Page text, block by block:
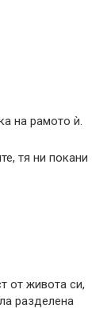
на рамото ѝ.
тя ни покани
от живота си,
разделена